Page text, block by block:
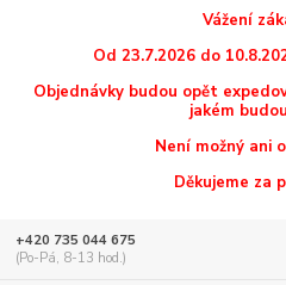
Vážení
Od 23.7.2026 do
Objednávky budou opět
jakém
Není možný ani
Děkujeme za
+420 735 044 675
(Po-Pá, 8-13 hod.)